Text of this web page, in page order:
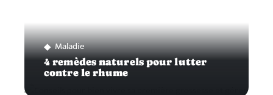
Maladie
4 remèdes naturels pour lutter
contre le rhume